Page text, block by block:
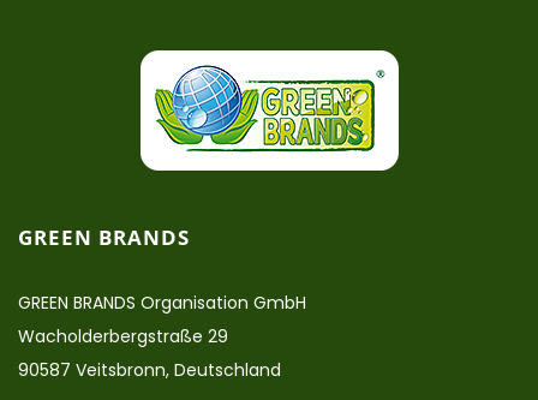
GREEN BRANDS
GREEN BRANDS Organisation GmbH
Wacholderbergstraße 29
90587 Veitsbronn, Deutschland